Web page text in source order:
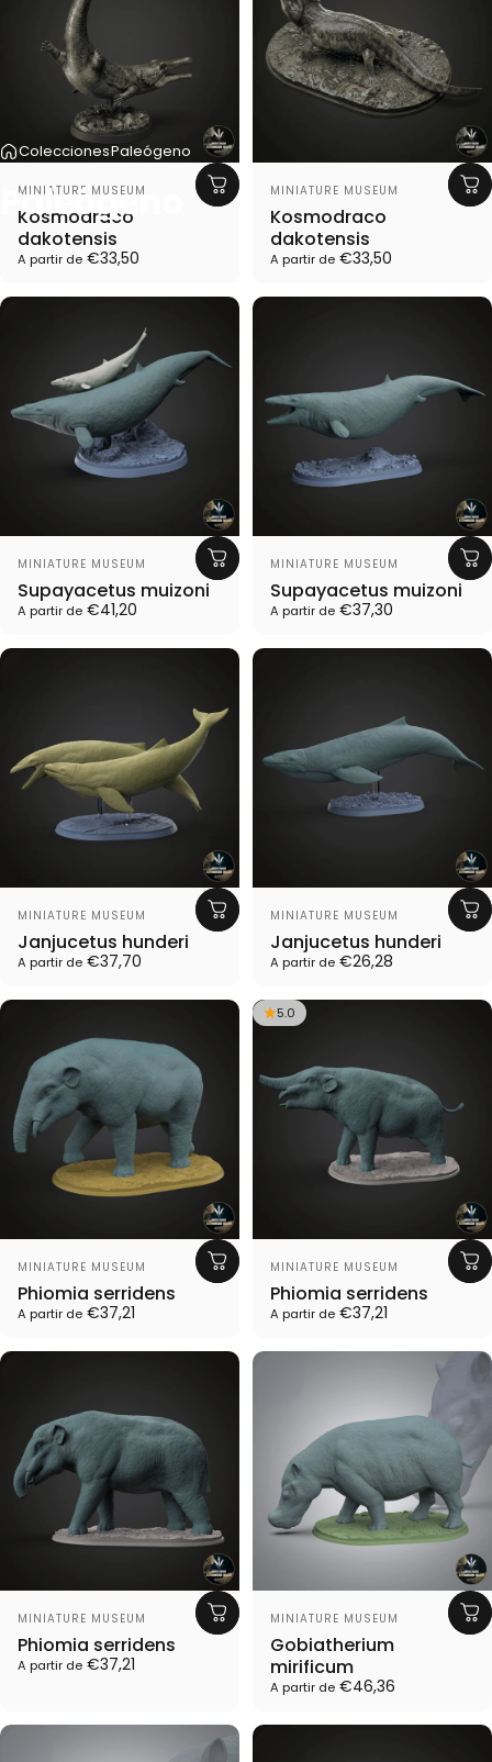
ColeccionesPaleógeno
Paleógeno
Proveedor:
MINIATURE MUSEUM
Kosmodraco
dakotensis
A partir de €33,50
Proveedor:
MINIATURE MUSEUM
Kosmodraco
dakotensis
A partir de €33,50
Proveedor:
MINIATURE MUSEUM
Supayacetus muizoni
A partir de €41,20
Proveedor:
MINIATURE MUSEUM
Supayacetus muizoni
A partir de €37,30
Proveedor:
MINIATURE MUSEUM
Janjucetus hunderi
A partir de €37,70
Proveedor:
MINIATURE MUSEUM
Janjucetus hunderi
A partir de €26,28
Proveedor:
MINIATURE MUSEUM
Phiomia serridens
A partir de €37,21
5.0
Proveedor:
MINIATURE MUSEUM
Phiomia serridens
A partir de €37,21
Proveedor:
MINIATURE MUSEUM
Phiomia serridens
A partir de €37,21
Proveedor:
MINIATURE MUSEUM
Gobiatherium
mirificum
A partir de €46,36